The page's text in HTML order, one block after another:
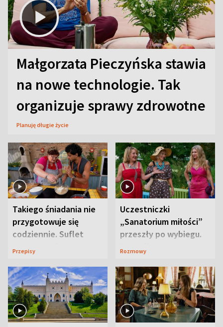
Małgorzata Pieczyńska stawia
na nowe technologie. Tak
organizuje sprawy zdrowotne
Planuję długie życie
Takiego śniadania nie
przygotowuje się
codziennie. Suflet
serowy zachwyca
Przepisy
Uczestniczki
„Sanatorium miłości”
przeszły po wybiegu.
Te stylizacje
Rozmowy